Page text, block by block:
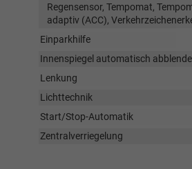
Regensensor, Tempomat,
adaptiv (ACC),
Einparkhilfe
Innenspiegel automatisch
Lenkung
Lichttechnik
Start/Stop-Automatik
Zentralverriegelung